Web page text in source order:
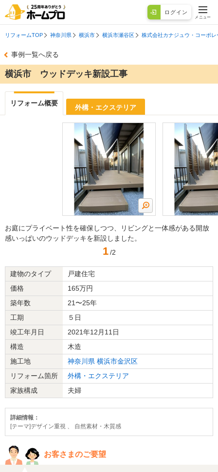
ログイン
メニュー
リフォームTOP 神奈川県 横浜市 横浜市瀬谷区 株式会社カナジュウ・コーポレ
事例一覧へ戻る
横浜市 ウッドデッキ新設工事
リフォーム概要
外構・エクステリア
お庭にプライベート性を確保しつつ、リビングと一体感がある開放
感いっぱいのウッドデッキを新設しました。
1 /2
建物のタイプ
戸建住宅
価格
165万円
築年数
21〜25年
工期
５日
竣工年月日
2021年12月11日
構造
木造
施工地
神奈川県 横浜市金沢区
リフォーム箇所
外構・エクステリア
家族構成
夫婦
詳細情報：
[テーマ]デザイン重視 、 自然素材・木質感
お客さまのご要望